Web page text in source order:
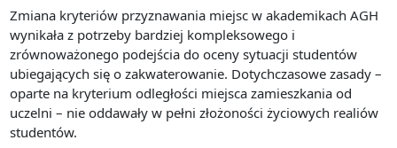
Zmiana kryteriów przyznawania miejsc w akademikach AGH
wynikała z potrzeby bardziej kompleksowego i
zrównoważonego podejścia do oceny sytuacji studentów
ubiegających się o zakwaterowanie. Dotychczasowe zasady –
oparte na kryterium odległości miejsca zamieszkania od
uczelni – nie oddawały w pełni złożoności życiowych realiów
studentów.